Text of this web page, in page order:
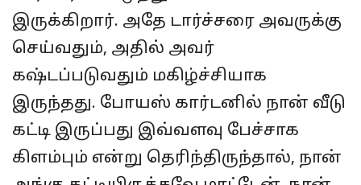
இருக்கிறார். அதே டார்ச்சரை அவருக்கு
செய்வதும், அதில் அவர்
கஷ்டப்படுவதும் மகிழ்ச்சியாக
இருந்தது. போயஸ் கார்டனில் நான் வீடு
கட்டி இருப்பது இவ்வளவு பேச்சாக
கிளம்பும் என்று தெரிந்திருந்தால், நான்